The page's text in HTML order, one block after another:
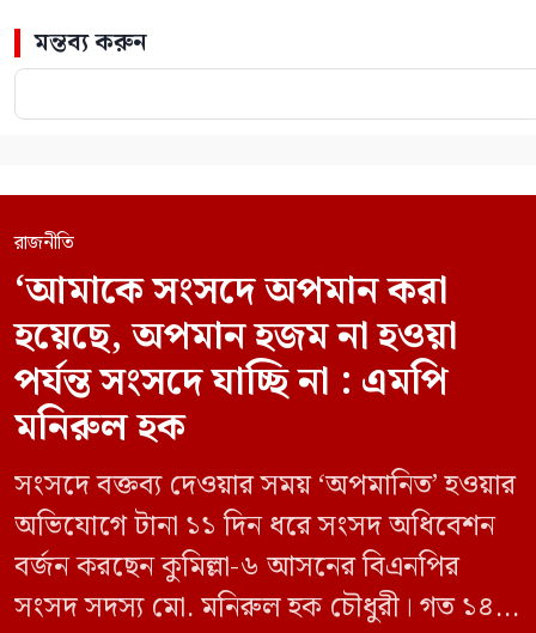
মন্তব্য করুন
রাজনীতি
‘আমাকে সংসদে অপমান করা
হয়েছে, অপমান হজম না হওয়া
পর্যন্ত সংসদে যাচ্ছি না : এমপি
মনিরুল হক
সংসদে বক্তব্য দেওয়ার সময় ‘অপমানিত’ হওয়ার
অভিযোগে টানা ১১ দিন ধরে সংসদ অধিবেশন
বর্জন করছেন কুমিল্লা-৬ আসনের বিএনপির
সংসদ সদস্য মো. মনিরুল হক চৌধুরী। গত ১৪